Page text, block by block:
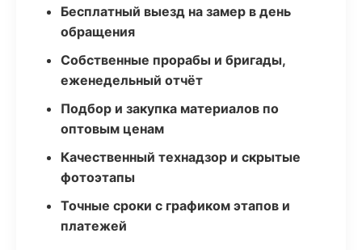
Бесплатный выезд на замер в день
обращения
Собственные прорабы и бригады,
еженедельный отчёт
Подбор и закупка материалов по
оптовым ценам
Качественный технадзор и скрытые
фотоэтапы
Точные сроки с графиком этапов и
платежей